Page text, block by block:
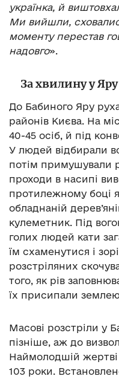
українка, й
Ми вийшли,
моменту перестав
надовго».
За хвилину у
До Бабиного Яру
районів Києва. На
40-45 осіб, й під
У людей відбирали
потім примушували
проходи в насипі
протилежному боці
обладнаній
кулеметник. Під
голих людей кати
їм схаменутися і
розстріляних
того, як рів
їх присипали
Масові розстріли у
пізніше, аж до
Наймолодшій
103 роки.